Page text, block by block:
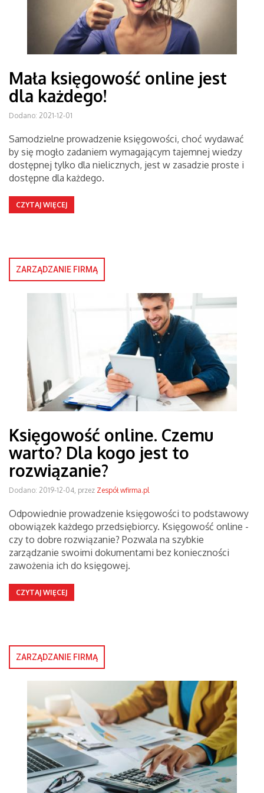
Mała księgowość online jest
dla każdego!
Dodano: 2021-12-01
Samodzielne prowadzenie księgowości, choć wydawać
by się mogło zadaniem wymagającym tajemnej wiedzy
dostępnej tylko dla nielicznych, jest w zasadzie proste i
dostępne dla każdego.
CZYTAJ WIĘCEJ
ZARZĄDZANIE FIRMĄ
Księgowość online. Czemu
warto? Dla kogo jest to
rozwiązanie?
Dodano: 2019-12-04, przez Zespół wfirma.pl
Odpowiednie prowadzenie księgowości to podstawowy
obowiązek każdego przedsiębiorcy. Księgowość online -
czy to dobre rozwiązanie? Pozwala na szybkie
zarządzanie swoimi dokumentami bez konieczności
zawożenia ich do księgowej.
CZYTAJ WIĘCEJ
ZARZĄDZANIE FIRMĄ